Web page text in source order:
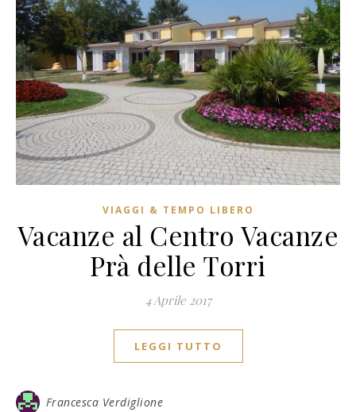
VIAGGI & TEMPO LIBERO
Vacanze al Centro Vacanze
Prà delle Torri
4 Aprile 2017
LEGGI TUTTO
Francesca Verdiglione